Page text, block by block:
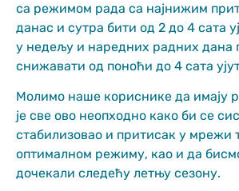
са режимом рада са најнижим
данас и сутра бити од 2 до 4 сата
у недељу и наредних радних дана
снижавати од поноћи до 4 сата
Молимо наше кориснике да имају
је све ово неопходно како би се
стабилизовао и притисак у мрежи
оптималном режиму, као и да
дочекали следећу летњу сезону.
Статистика
In order for us
the website's
and structure,
based on how
the website is
used.